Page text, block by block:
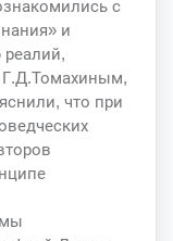
с
и
что при